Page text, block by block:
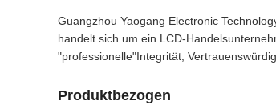
Guangzhou Yaogang Electronic
handelt sich um ein LCD-
"professionelle"Integrität,
Produktbezogen